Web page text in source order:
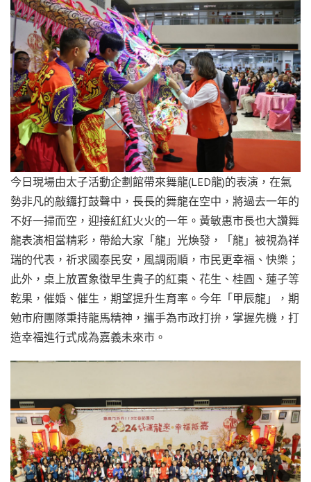
今日現場由太子活動企劃館帶來舞龍(LED龍)的表演，在氣
勢非凡的敲鑼打鼓聲中，長長的舞龍在空中，將過去一年的
不好一掃而空，迎接紅紅火火的一年。黃敏惠市長也大讚舞
龍表演相當精彩，帶給大家「龍」光煥發，「龍」被視為祥
瑞的代表，祈求國泰民安，風調雨順，市民更幸福、快樂；
此外，桌上放置象徵早生貴子的紅棗、花生、桂圓、蓮子等
乾果，催婚、催生，期望提升生育率。今年「甲辰龍」，期
勉市府團隊秉持龍馬精神，攜手為市政打拚，掌握先機，打
造幸福進行式成為嘉義未來市。